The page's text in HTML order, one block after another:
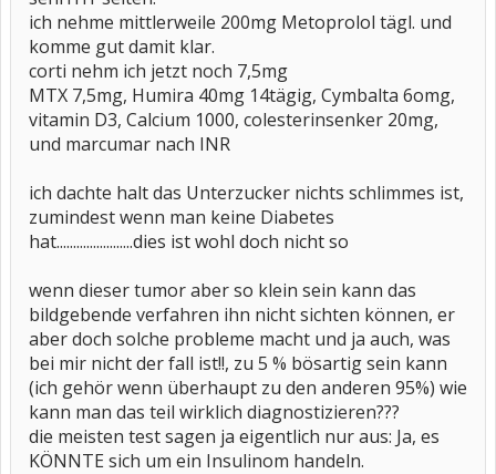
ich nehme mittlerweile 200mg Metoprolol tägl. und
komme gut damit klar.
corti nehm ich jetzt noch 7,5mg
MTX 7,5mg, Humira 40mg 14tägig, Cymbalta 6omg,
vitamin D3, Calcium 1000, colesterinsenker 20mg,
und marcumar nach INR
ich dachte halt das Unterzucker nichts schlimmes ist,
zumindest wenn man keine Diabetes
hat.......................dies ist wohl doch nicht so
wenn dieser tumor aber so klein sein kann das
bildgebende verfahren ihn nicht sichten können, er
aber doch solche probleme macht und ja auch, was
bei mir nicht der fall ist!!, zu 5 % bösartig sein kann
(ich gehör wenn überhaupt zu den anderen 95%) wie
kann man das teil wirklich diagnostizieren???
die meisten test sagen ja eigentlich nur aus: Ja, es
KÖNNTE sich um ein Insulinom handeln.